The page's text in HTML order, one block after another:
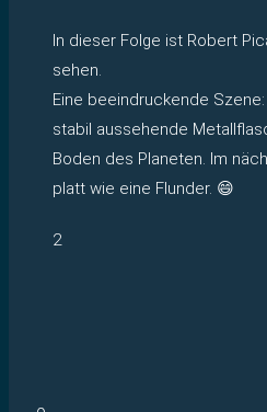
In dieser Folge ist Robert
sehen.
Eine beeindruckende
stabil aussehende
Boden des Planeten. Im
platt wie eine Flunder. 😄
2